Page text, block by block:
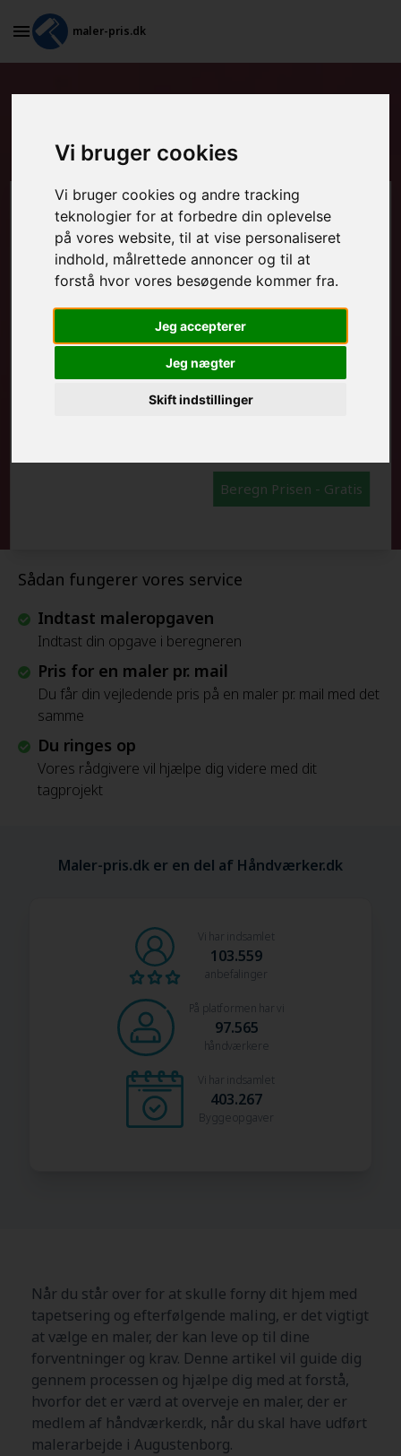
Vi bruger cookies
Vi bruger cookies og andre tracking
teknologier for at forbedre din oplevelse
på vores website, til at vise personaliseret
indhold, målrettede annoncer og til at
forstå hvor vores besøgende kommer fra.
Jeg accepterer
Jeg nægter
Skift indstillinger
maler-pris.dk
maling i Augustenborg
Sådan fungerer vores service
Indtast maleropgaven
Indtast din opgave i beregneren
Pris for en maler pr. mail
Du får din vejledende pris på en maler pr. mail med det
samme
Du ringes op
Vores rådgivere vil hjælpe dig videre med dit
tagprojekt
Beregn prisen her
MALEROPGAVER - INDVENDIGT:
MALEROPGAVER - UDVENDIGT:
FRAFLYTNINGSPAKKE:
Beregn Prisen - Gratis
Maler-pris.dk er en del af Håndværker.dk
Vi har indsamlet
103.559
anbefalinger
På platformen har vi
97.565
håndværkere
Vi har indsamlet
403.267
Byggeopgaver
Når du står over for at skulle forny dit hjem med
tapetsering og efterfølgende maling, er det vigtigt
at vælge en maler, der kan leve op til dine
forventninger og krav. Denne artikel vil guide dig
gennem processen og hjælpe dig med at forstå,
hvorfor det er værd at overveje en maler, der er
medlem af håndværker.dk, når du skal have udført
malerarbejde i Augustenborg.